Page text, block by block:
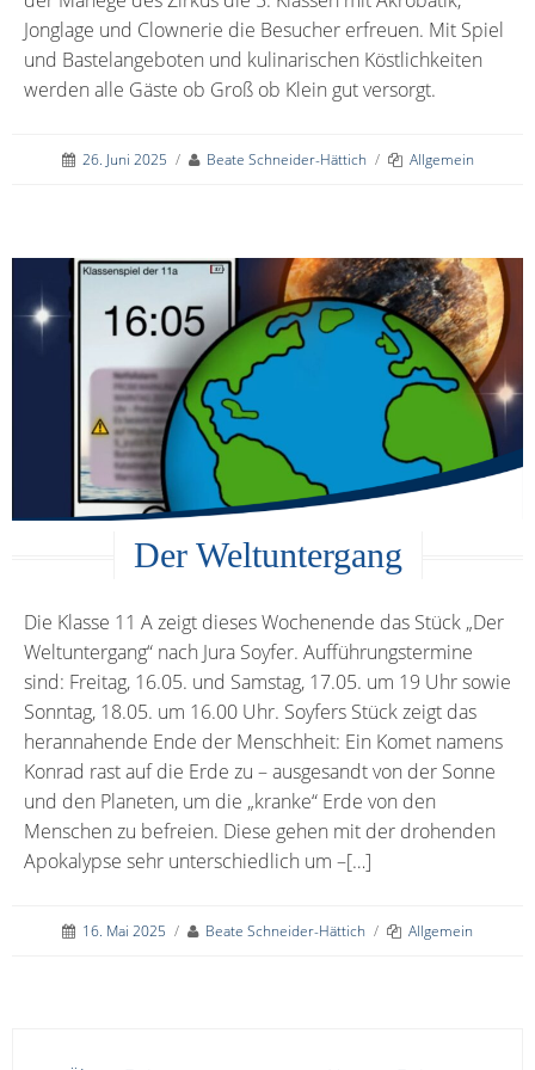
Jonglage und Clownerie die Besucher erfreuen. Mit Spiel
und Bastelangeboten und kulinarischen Köstlichkeiten
werden alle Gäste ob Groß ob Klein gut versorgt.
26. Juni 2025 / Beate Schneider-Hättich / Allgemein
Der Weltuntergang
Die Klasse 11 A zeigt dieses Wochenende das Stück „Der
Weltuntergang“ nach Jura Soyfer. Aufführungstermine
sind: Freitag, 16.05. und Samstag, 17.05. um 19 Uhr sowie
Sonntag, 18.05. um 16.00 Uhr. Soyfers Stück zeigt das
herannahende Ende der Menschheit: Ein Komet namens
Konrad rast auf die Erde zu – ausgesandt von der Sonne
und den Planeten, um die „kranke“ Erde von den
Menschen zu befreien. Diese gehen mit der drohenden
Apokalypse sehr unterschiedlich um –[…]
16. Mai 2025 / Beate Schneider-Hättich / Allgemein